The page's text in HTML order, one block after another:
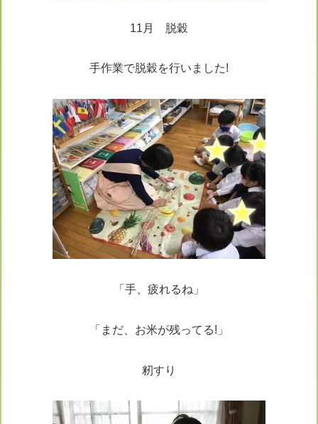
11月 脱穀
手作業で脱穀を行いました!
「手、疲れるね」
「まだ、お米が残ってる!」
籾すり